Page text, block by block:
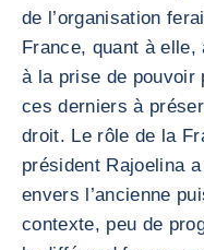
de l’organisation
France, quant à
à la prise de pouvoir
ces derniers à
droit. Le rôle de la
président Rajoelina
envers l’ancienne
contexte, peu de